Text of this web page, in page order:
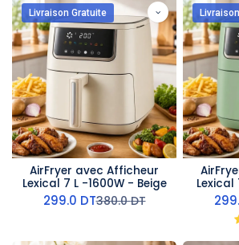
Livraison Gratuite
AirFryer avec Afficheur
Lexical 7 L -1600W - Beige
299.0 DT380.0DT
Lexical